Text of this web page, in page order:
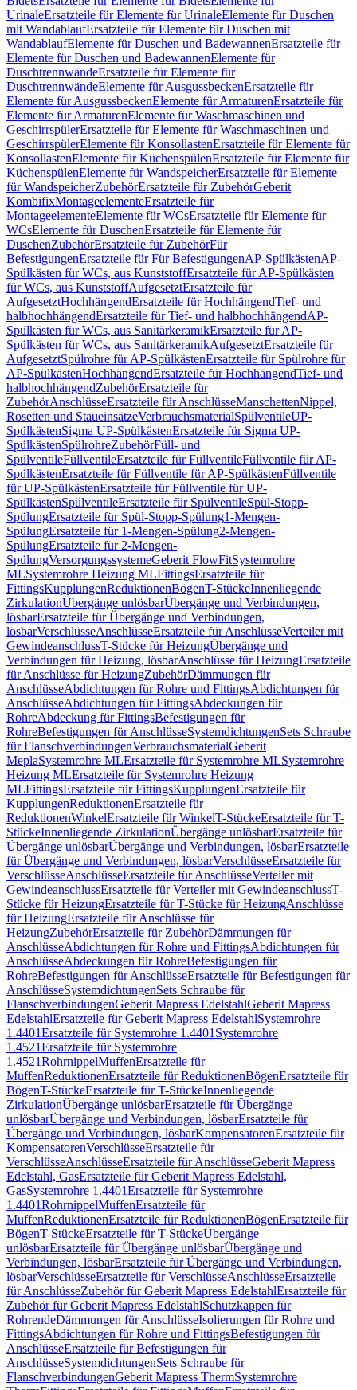
UrinaleErsatzteile für Elemente für UrinaleElemente für Duschen
mit WandablaufErsatzteile für Elemente für Duschen mit
WandablaufElemente für Duschen und BadewannenErsatzteile für
Elemente für Duschen und BadewannenElemente für
DuschtrennwändeErsatzteile für Elemente für
DuschtrennwändeElemente für AusgussbeckenErsatzteile für
Elemente für AusgussbeckenElemente für ArmaturenErsatzteile für
Elemente für ArmaturenElemente für Waschmaschinen und
GeschirrspülerErsatzteile für Elemente für Waschmaschinen und
GeschirrspülerElemente für KonsollastenErsatzteile für Elemente für
KonsollastenElemente für KüchenspülenErsatzteile für Elemente für
KüchenspülenElemente für WandspeicherErsatzteile für Elemente
für WandspeicherZubehörErsatzteile für ZubehörGeberit
KombifixMontageelementeErsatzteile für
MontageelementeElemente für WCsErsatzteile für Elemente für
WCsElemente für DuschenErsatzteile für Elemente für
DuschenZubehörErsatzteile für ZubehörFür
BefestigungenErsatzteile für Für BefestigungenAP-SpülkästenAP-
Spülkästen für WCs, aus KunststoffErsatzteile für AP-Spülkästen
für WCs, aus KunststoffAufgesetztErsatzteile für
AufgesetztHochhängendErsatzteile für HochhängendTief- und
halbhochhängendErsatzteile für Tief- und halbhochhängendAP-
Spülkästen für WCs, aus SanitärkeramikErsatzteile für AP-
Spülkästen für WCs, aus SanitärkeramikAufgesetztErsatzteile für
AufgesetztSpülrohre für AP-SpülkästenErsatzteile für Spülrohre für
AP-SpülkästenHochhängendErsatzteile für HochhängendTief- und
halbhochhängendZubehörErsatzteile für
ZubehörAnschlüsseErsatzteile für AnschlüsseManschettenNippel,
Rosetten und StaueinsätzeVerbrauchsmaterialSpülventileUP-
SpülkästenSigma UP-SpülkästenErsatzteile für Sigma UP-
SpülkästenSpülrohreZubehörFüll- und
SpülventileFüllventileErsatzteile für FüllventileFüllventile für AP-
SpülkästenErsatzteile für Füllventile für AP-SpülkästenFüllventile
für UP-SpülkästenErsatzteile für Füllventile für UP-
SpülkästenSpülventileErsatzteile für SpülventileSpül-Stopp-
SpülungErsatzteile für Spül-Stopp-Spülung1-Mengen-
SpülungErsatzteile für 1-Mengen-Spülung2-Mengen-
SpülungErsatzteile für 2-Mengen-
SpülungVersorgungssystemeGeberit FlowFitSystemrohre
MLSystemrohre Heizung MLFittingsErsatzteile für
FittingsKupplungenReduktionenBögenT-StückeInnenliegende
ZirkulationÜbergänge unlösbarÜbergänge und Verbindungen,
lösbarErsatzteile für Übergänge und Verbindungen,
lösbarVerschlüsseAnschlüsseErsatzteile für AnschlüsseVerteiler mit
GewindeanschlussT-Stücke für HeizungÜbergänge und
Verbindungen für Heizung, lösbarAnschlüsse für HeizungErsatzteile
für Anschlüsse für HeizungZubehörDämmungen für
AnschlüsseAbdichtungen für Rohre und FittingsAbdichtungen für
AnschlüsseAbdichtungen für FittingsAbdeckungen für
RohreAbdeckung für FittingsBefestigungen für
RohreBefestigungen für AnschlüsseSystemdichtungenSets Schraube
für FlanschverbindungenVerbrauchsmaterialGeberit
MeplaSystemrohre MLErsatzteile für Systemrohre MLSystemrohre
Heizung MLErsatzteile für Systemrohre Heizung
MLFittingsErsatzteile für FittingsKupplungenErsatzteile für
KupplungenReduktionenErsatzteile für
ReduktionenWinkelErsatzteile für WinkelT-StückeErsatzteile für T-
StückeInnenliegende ZirkulationÜbergänge unlösbarErsatzteile für
Übergänge unlösbarÜbergänge und Verbindungen, lösbarErsatzteile
für Übergänge und Verbindungen, lösbarVerschlüsseErsatzteile für
VerschlüsseAnschlüsseErsatzteile für AnschlüsseVerteiler mit
GewindeanschlussErsatzteile für Verteiler mit GewindeanschlussT-
Stücke für HeizungErsatzteile für T-Stücke für HeizungAnschlüsse
für HeizungErsatzteile für Anschlüsse für
HeizungZubehörErsatzteile für ZubehörDämmungen für
AnschlüsseAbdichtungen für Rohre und FittingsAbdichtungen für
AnschlüsseAbdeckungen für RohreBefestigungen für
RohreBefestigungen für AnschlüsseErsatzteile für Befestigungen für
AnschlüsseSystemdichtungenSets Schraube für
FlanschverbindungenGeberit Mapress EdelstahlGeberit Mapress
EdelstahlErsatzteile für Geberit Mapress EdelstahlSystemrohre
1.4401Ersatzteile für Systemrohre 1.4401 Systemrohre
1.4521Ersatzteile für Systemrohre
1.4521RohrnippelMuffenErsatzteile für
MuffenReduktionenErsatzteile für ReduktionenBögenErsatzteile für
BögenT-StückeErsatzteile für T-StückeInnenliegende
ZirkulationÜbergänge unlösbarErsatzteile für Übergänge
unlösbarÜbergänge und Verbindungen, lösbarErsatzteile für
Übergänge und Verbindungen, lösbarKompensatorenErsatzteile für
KompensatorenVerschlüsseErsatzteile für
VerschlüsseAnschlüsseErsatzteile für AnschlüsseGeberit Mapress
Edelstahl, GasErsatzteile für Geberit Mapress Edelstahl,
GasSystemrohre 1.4401Ersatzteile für Systemrohre
1.4401RohrnippelMuffenErsatzteile für
MuffenReduktionenErsatzteile für ReduktionenBögenErsatzteile für
BögenT-StückeErsatzteile für T-StückeÜbergänge
unlösbarErsatzteile für Übergänge unlösbarÜbergänge und
Verbindungen, lösbarErsatzteile für Übergänge und Verbindungen,
lösbarVerschlüsseErsatzteile für VerschlüsseAnschlüsseErsatzteile
für AnschlüsseZubehör für Geberit Mapress EdelstahlErsatzteile für
Zubehör für Geberit Mapress EdelstahlSchutzkappen für
RohrendeDämmungen für AnschlüsseIsolierungen für Rohre und
FittingsAbdichtungen für Rohre und FittingsBefestigungen für
AnschlüsseErsatzteile für Befestigungen für
AnschlüsseSystemdichtungenSets Schraube für
FlanschverbindungenGeberit Mapress ThermSystemrohre